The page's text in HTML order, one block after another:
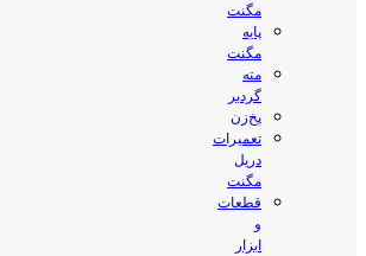
مگنت
پایه
مگنت
مته
گردبر
پخ‌زن
تعمیرات
دریل
مگنت
قطعات
و
ابزار